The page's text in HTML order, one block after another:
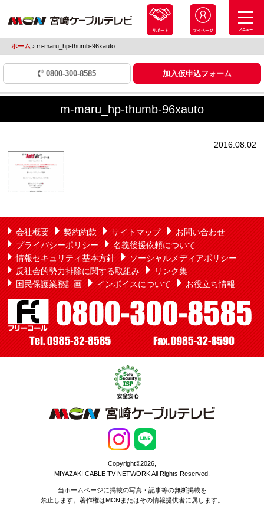
サポート マイページ メニュー
ホーム ›m-maru_hp-thumb-96xauto
0800-300-8585 加入仮申込フォーム
m-maru_hp-thumb-96xauto
2016.08.02
会社概要 契約約款 サイトマップ
お問い合わせ
プライバシーポリシー
名義後援依頼について
情報セキュリティ基本方針
ソーシャルメディアポリシー
反社会的勢力排除に関する取組み
リンク集
国民保護業務計画
インボイスについて お役立ち情報
Copyright©2026,
MIYAZAKI CABLE TV NETWORK All Rights Reserved.
当ホームページに掲載の写真・記事等の無断掲載を
禁止します。著作権はMCNまたはその情報提供者に属します。